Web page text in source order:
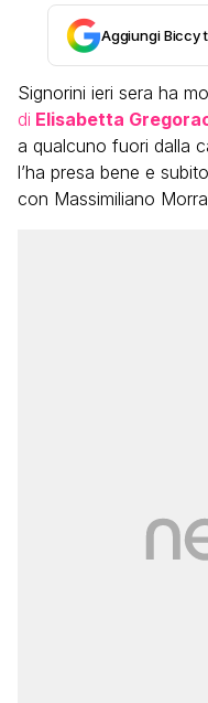
Aggiungi Biccy
Signorini ieri sera ha
di Elisabetta
a qualcuno fuori dalla
l’ha presa bene e
con Massimiliano